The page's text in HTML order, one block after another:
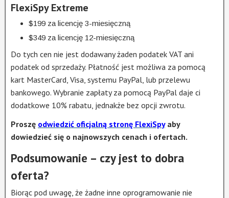
FlexiSpy Extreme
$199 za licencję 3-miesięczną
$349 za licencję 12-miesięczną
Do tych cen nie jest dodawany żaden podatek VAT ani
podatek od sprzedaży. Płatność jest możliwa za pomocą
kart MasterCard, Visa, systemu PayPal, lub przelewu
bankowego. Wybranie zapłaty za pomocą PayPal daje ci
dodatkowe 10% rabatu, jednakże bez opcji zwrotu.
Proszę odwiedzić oficjalną stronę FlexiSpyaby
dowiedzieć się o najnowszych cenach i ofertach.
Podsumowanie – czy jest to dobra
oferta?
Biorąc pod uwagę, że żadne inne oprogramowanie nie